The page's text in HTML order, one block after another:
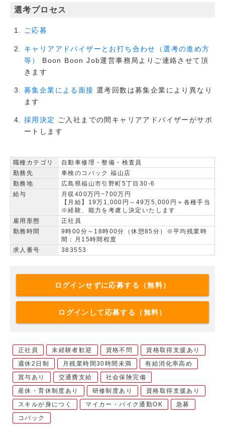
選考プロセス
ご応募
キャリアアドバイザーとお打ち合わせ（選考の進め方
等）
Boon Boon Job運営事務局よりご連絡させて頂
きます
募集企業による面接 選考回数は募集企業により異なり
ます
採用決定 ご入社までの間キャリアアドバイザーがサポ
ートします
職種カテゴリ
自動車修理・整備・検査員
勤務先
車検のコバック 福山店
勤務地
広島県福山市引野町5丁目30-6
給与
月収400万円~700万円
【月給】19万1,000円～49万5,000円＋各種手当
※経験、能力を考慮し決定いたします
雇用形態
正社員
勤務時間
9時00分～18時00分（休憩85分）※平均残業時
間：月15時間程度
求人番号
383553
ログインせずに応募する（無料）
ログインして応募する（無料）
正社員 未経験者歓迎 資格不問
資格取得支援あり
週休2日制
月残業時間30時間未満
有給消化率高め
賞与あり
交通費支給
社会保険完備
産休・育休制度あり
研修制度あり
資格取得支援あり
スキルが身につく
マイカー・バイク通勤OK
急募
コバック